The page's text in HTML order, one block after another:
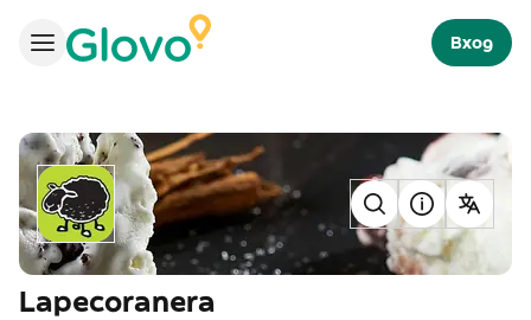
Вход
Lapecoranera